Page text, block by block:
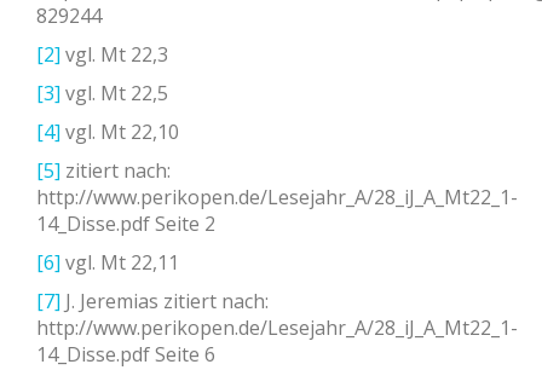
829244
[2] vgl. Mt 22,3
[3] vgl. Mt 22,5
[4] vgl. Mt 22,10
[5] zitiert nach:
http://www.perikopen.de/Lesejahr_A/28_iJ_A_Mt22_1-
14_Disse.pdf Seite 2
[6] vgl. Mt 22,11
[7] J. Jeremias zitiert nach:
http://www.perikopen.de/Lesejahr_A/28_iJ_A_Mt22_1-
14_Disse.pdf Seite 6